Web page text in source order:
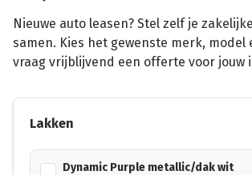
Nieuwe auto leasen? Stel zelf je
samen. Kies het gewenste merk, model
vraag vrijblijvend een offerte voor jouw
Lakken
Dynamic Purple metallic/dak wit